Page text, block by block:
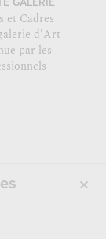
GALERIE
et Cadres
d'Art
par les